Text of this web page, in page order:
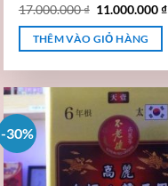
17.000.000₫ 11.000.000₫
THÊM VÀO GIỎ HÀNG
-30%